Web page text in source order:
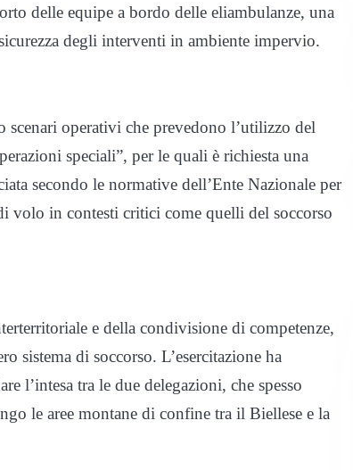
delle equipe a bordo delle eliambulanze, una
degli interventi in ambiente impervio.
scenari operativi che prevedono l’utilizzo del
speciali”, per le quali è richiesta una
secondo le normative dell’Ente Nazionale per
volo in contesti critici come quelli del soccorso
e della condivisione di competenze,
sistema di soccorso. L’esercitazione ha
l’intesa tra le due delegazioni, che spesso
le aree montane di confine tra il Biellese e la